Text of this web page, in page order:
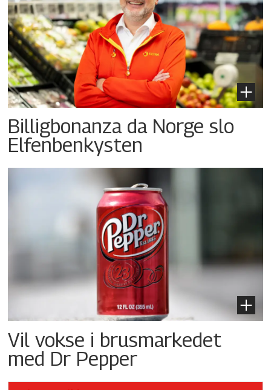
Billigbonanza da Norge slo
Elfenbenkysten
Vil vokse i brusmarkedet
med Dr Pepper